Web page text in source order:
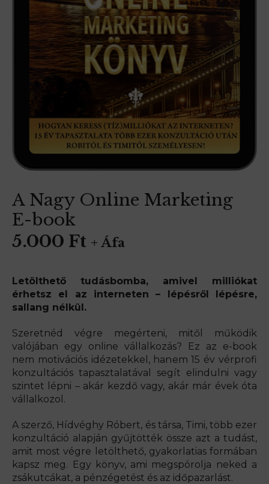
A Nagy Online Marketing
E-book
5.000 Ft + Áfa
Letölthető tudásbomba, amivel milliókat
érhetsz el az interneten – lépésről lépésre,
sallang nélkül.
Szeretnéd végre megérteni, mitől működik
valójában egy online vállalkozás? Ez az e-book
nem motivációs idézetekkel, hanem 15 év vérprofi
konzultációs tapasztalatával segít elindulni vagy
szintet lépni – akár kezdő vagy, akár már évek óta
vállalkozol.
A szerző, Hídvéghy Róbert, és társa, Timi, több ezer
konzultáció alapján gyűjtötték össze azt a tudást,
amit most végre letölthető, gyakorlatias formában
kapsz meg. Egy könyv, ami megspórolja neked a
zsákutcákat, a pénzégetést és az időpazarlást.